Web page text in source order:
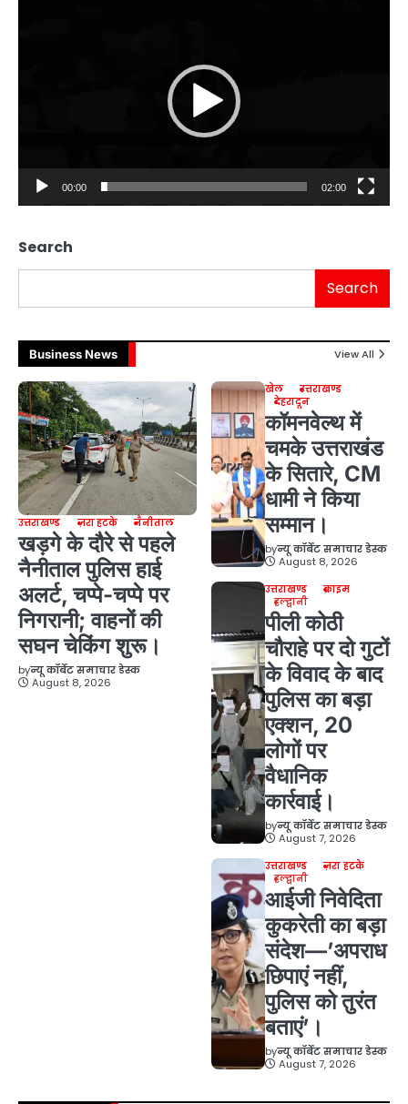
00:00 02:00
Search
Search
Business News View All
उत्तराखण्ड ज़रा हटके नैनीताल
खड़गे के दौरे से पहले
नैनीताल पुलिस हाई
अलर्ट, चप्पे-चप्पे पर
निगरानी; वाहनों की
सघन चेकिंग शुरू।
byन्यू कॉर्बेट समाचार डेस्क
August 8, 2026
खेल
उत्तराखण्ड
देहरादून
कॉमनवेल्थ में
चमके उत्तराखंड
के सितारे, CM
धामी ने किया
सम्मान।
byन्यू कॉर्बेट समाचार डेस्क
August 8, 2026
उत्तराखण्ड
क्राइम
हल्द्वानी
पीली कोठी
चौराहे पर दो गुटों
के विवाद के बाद
पुलिस का बड़ा
एक्शन, 20
लोगों पर
वैधानिक
कार्रवाई।
byन्यू कॉर्बेट समाचार डेस्क
August 7, 2026
उत्तराखण्ड
ज़रा हटके
हल्द्वानी
आईजी निवेदिता
कुकरेती का बड़ा
संदेश—’अपराध
छिपाएं नहीं,
पुलिस को तुरंत
बताएं’।
byन्यू कॉर्बेट समाचार डेस्क
August 7, 2026